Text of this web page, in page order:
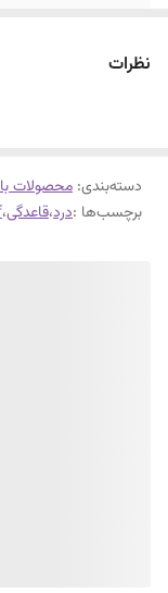
نظرات
دسته‌بندی: محصولات
برچسب‌ها :درد،قاعدگی،